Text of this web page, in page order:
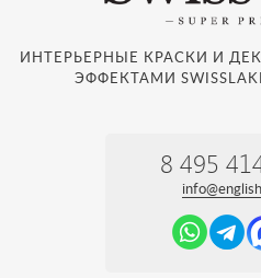
ИНТЕРЬЕРНЫЕ КРАСКИ И
ЭФФЕКТАМИ
8 495